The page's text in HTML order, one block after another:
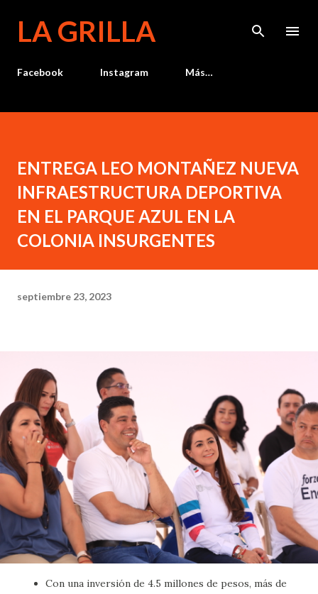
LA GRILLA
Facebook Instagram Más…
ENTREGA LEO MONTAÑEZ NUEVA
INFRAESTRUCTURA DEPORTIVA
EN EL PARQUE AZUL EN LA
COLONIA INSURGENTES
septiembre 23, 2023
Con una inversión de 4.5 millones de pesos, más de